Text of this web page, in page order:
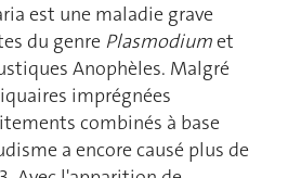
est une maladie grave
du genre Plasmodiumet
Anophèles. Malgré
imprégnées
combinés à base
a encore causé plus de